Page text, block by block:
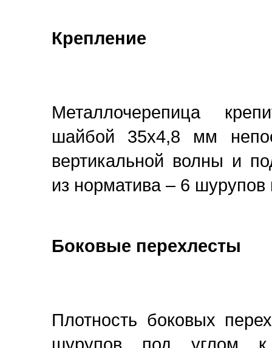
Крепление
Металлочерепица
шайбой 35х4,8 мм
вертикальной волны и
из норматива – 6
Боковые перехлесты
Плотность боковых